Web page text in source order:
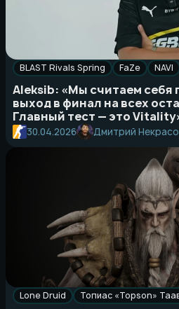
BLAST Rivals Spring FaZe NAVI
Aleksib: «Мы считаем себя
выход в финал на всех
Главный тест — это
30.04.2026 Дмитрий
Lone Druid Топиас «Topson»